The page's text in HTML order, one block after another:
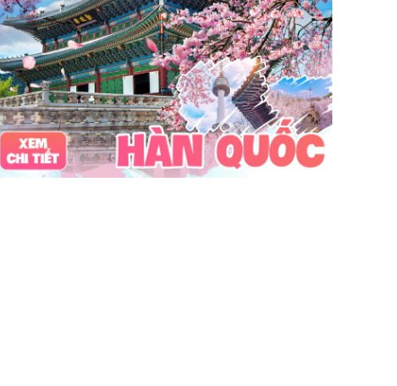
Nhà phao
Quê Bác
tour Cửa Lò 2 ngày 1 đêm
Tuần Châu
Tàu Hỏa
Du lịch Cửa Lò 2 ngày 1 đêm
chùa Hương
hoa anh đào
Tết Nguyên Đán
Sài Gòn
Tết dương
Mộc Châu Sapa
Yên Tử
Tam Chúc
chùa Tam Chúc
Chrismas